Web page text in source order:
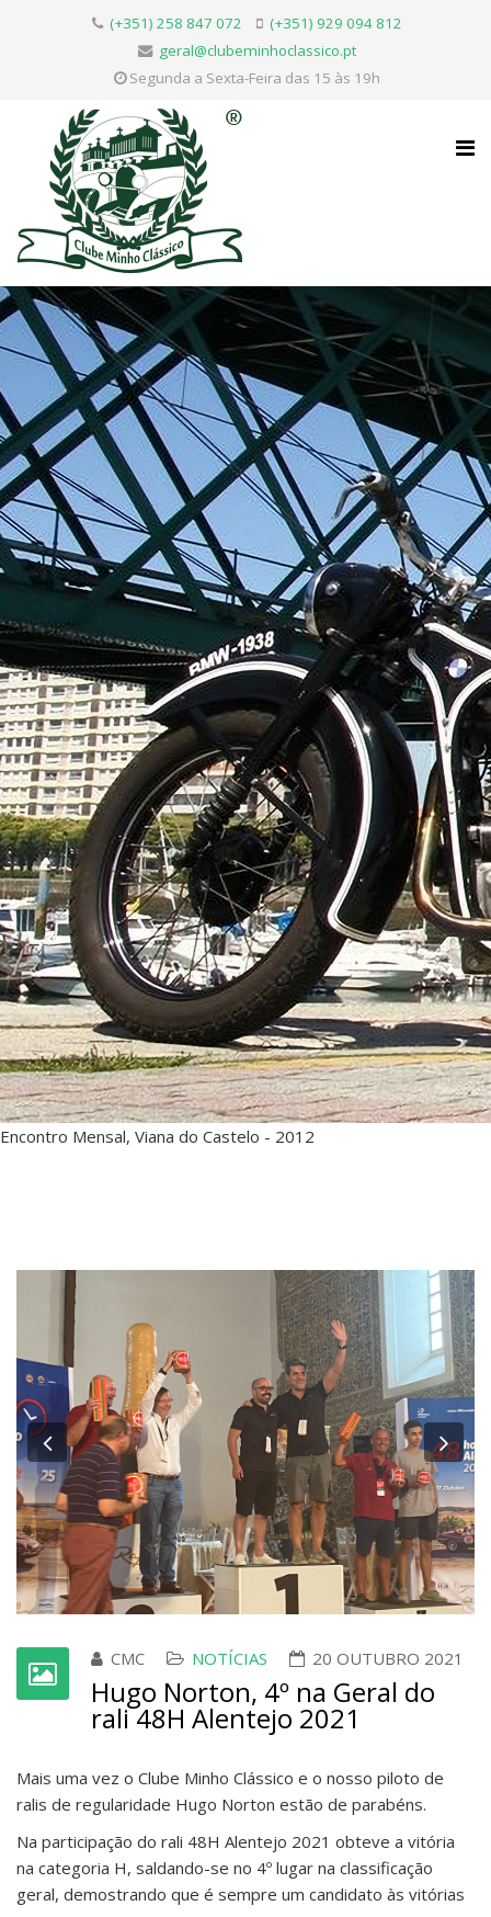
(+351) 258 847 072
(+351) 929 094 812
geral@clubeminhoclassico.pt
Segunda a Sexta-Feira das 15 às 19h
Encontro Mensal, Viana do Castelo - 2012
Previous
CMC NOTÍCIAS 20 OUTUBRO 2021
Hugo Norton, 4º na Geral do
rali 48H Alentejo 2021
Mais uma vez o Clube Minho Clássico e o nosso piloto de
ralis de regularidade Hugo Norton estão de parabéns.
Na participação do rali 48H Alentejo 2021 obteve a vitória
na categoria H, saldando-se no 4º lugar na classificação
geral, demostrando que é sempre um candidato às vitórias